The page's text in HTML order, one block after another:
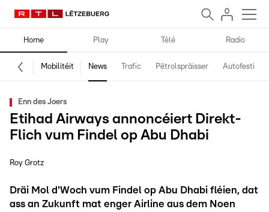
Home Play Télé Radio
Mobilitéit News Trafic Pëtrolspräisser Autofestival
Enn des Joers
Etihad Airways annoncéiert Direkt-
Flich vum Findel op Abu Dhabi
Roy Grotz
Dräi Mol d'Woch vum Findel op Abu Dhabi fléien, dat
ass an Zukunft mat enger Airline aus dem Noen